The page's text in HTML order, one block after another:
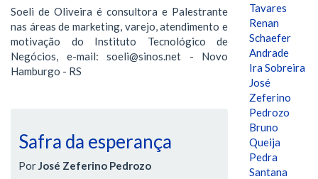
Soeli de Oliveira é consultora e Palestrante
nas áreas de marketing, varejo, atendimento e
motivação do Instituto Tecnológico de
Negócios, e-mail: soeli@sinos.net - Novo
Hamburgo - RS
Safra da esperança
PorJosé Zeferino Pedrozo
Tavares
Renan
Schaefer
Andrade
Ira Sobreira
José
Zeferino
Pedrozo
Bruno
Queija
Pedra
Santana